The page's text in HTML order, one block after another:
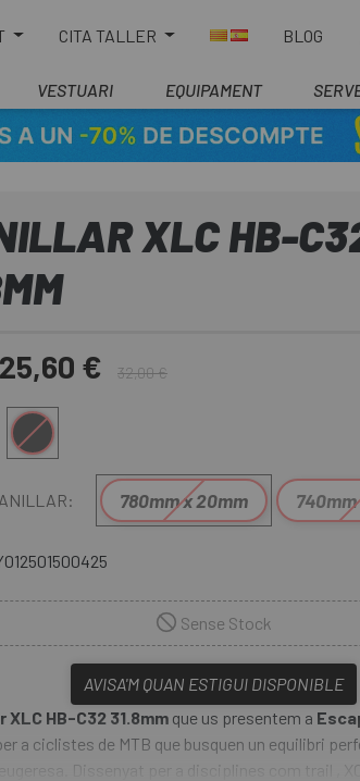
CITA TALLER BLOG
VESTUARI EQUIPAMENT
XLC HB-
25,60 € 32,00 €
Negre
780mm x 20mm
Sense Stock
AVISA'M QUAN ESTIGUI DISPONIBLE
XLC HB-C32 31.8mm que us presentem a
a ciclistes de MTB que busquen un equilibri
Dissenyat per a disciplines com trail ,